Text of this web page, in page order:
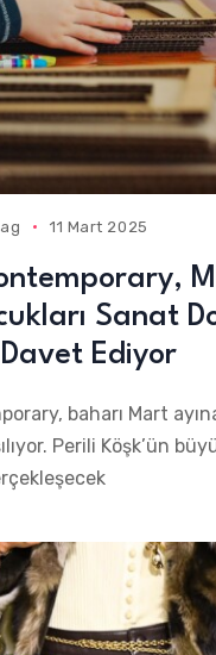
11 Mart 2025
Sanat
Ediyor
baharı Mart
Perili Köşk’ün